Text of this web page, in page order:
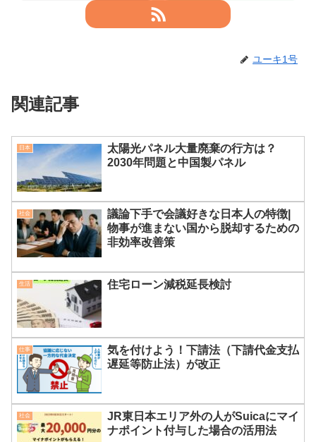
ユーキ1号
関連記事
日本
太陽光パネル大量廃棄の行方は？
2030年問題と中国製パネル
社会
議論下手で会議好きな日本人の特徴|
物事が進まない国から脱却するための
非効率改善策
生活 住宅ローン減税延長検討
仕事
気を付けよう！下請法（下請代金支払
遅延等防止法）が改正
社会
JR東日本エリア外の人がSuicaにマイ
ナポイント付与した場合の活用法